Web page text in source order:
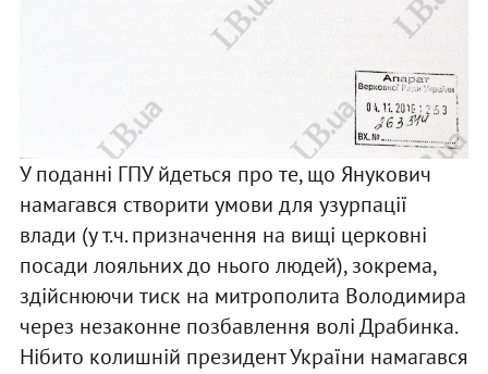
У поданні ГПУ йдеться про те, що Янукович
намагався створити умови для узурпації
влади (у т.ч. призначення на вищі церковні
посади лояльних до нього людей), зокрема,
здійснюючи тиск на митрополита Володимира
через незаконне позбавлення волі Драбинка.
Нібито колишній президент України намагався